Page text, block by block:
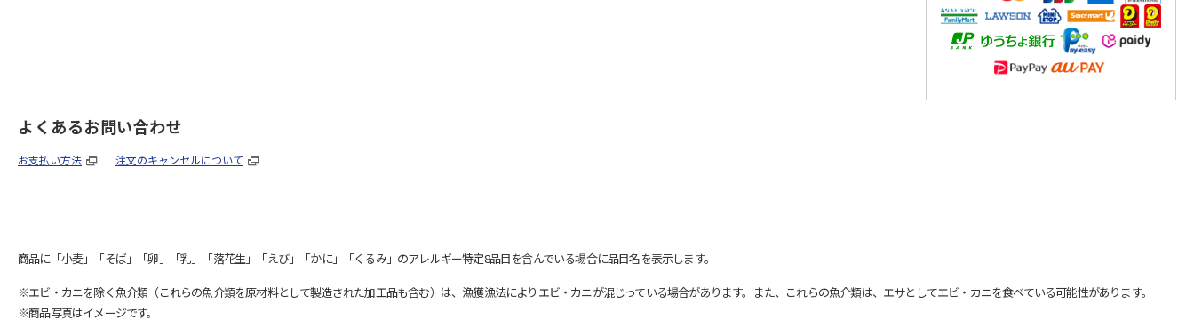
よくあるお問い合わせ
お支払い方法 注文のキャンセルについて
商品に「小麦」「そば」「卵」「乳」「落花生」「えび」「かに」「くるみ」のアレルギー特定8品目を含んでいる場合に品目名を表示します。
※エビ・カニを除く魚介類（これらの魚介類を原材料として製造された加工品も含む）は、漁獲漁法によりエビ・カニが混じっている場合があります。また、これらの魚介類は、エサとしてエビ・カニを食べている可能性があります。
※商品写真はイメージです。